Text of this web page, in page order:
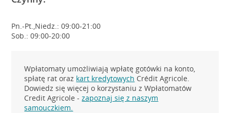
Pn.-Pt.,Niedz.: 09:00-21:00
Sob.: 09:00-20:00
Wpłatomaty umożliwiają wpłatę gotówki na konto,
spłatę rat oraz kart kredytowych Crédit Agricole.
Dowiedz się więcej o korzystaniu z Wpłatomatów
Credit Agricole -zapoznaj się z naszym
samouczkiem.